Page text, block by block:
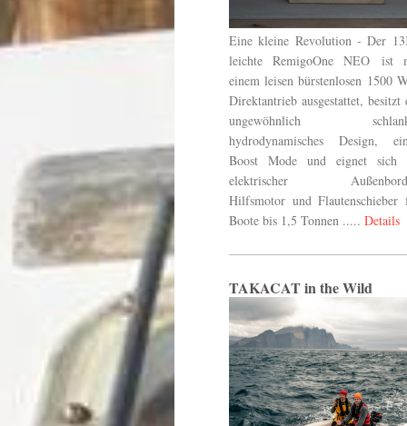
Eine kleine Revolution - Der
leichte RemigoOne NEO ist
einem leisen bürstenlosen 1500
Direktantrieb ausgestattet, besitzt
ungewöhnlich
hydrodynamisches Design,
Boost Mode und eignet sich
elektrischer
Hilfsmotor und Flautenschieber
Boote bis 1,5 Tonnen ..... Details
TAKACAT in the Wild